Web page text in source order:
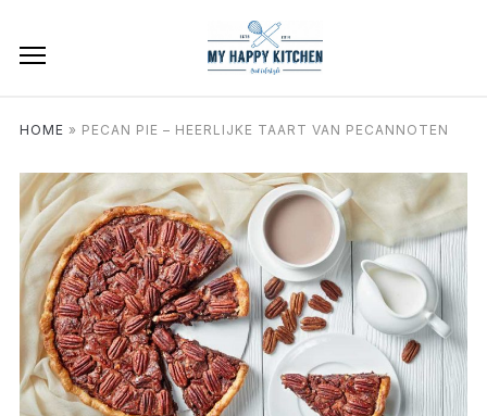
HOME » PECAN PIE – HEERLIJKE TAART VAN PECANNOTEN